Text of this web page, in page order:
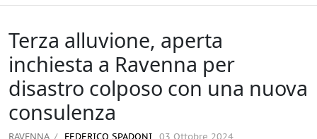
Terza alluvione, aperta
inchiesta a Ravenna per
disastro colposo con una nuova
consulenza
RAVENNA